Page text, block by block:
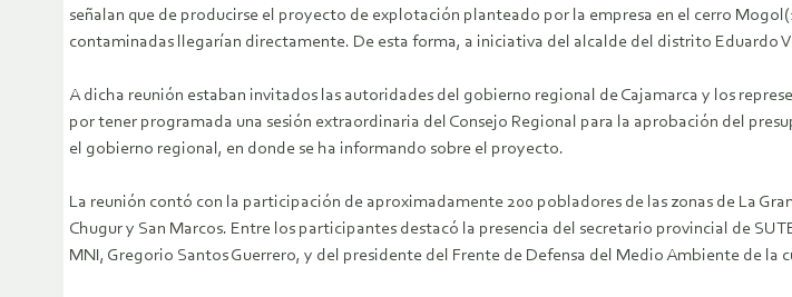
señalan que de producirse el proyecto de explotación planteado por la empresa en el cerro
contaminadas llegarían directamente. De esta forma, a iniciativa del alcalde del distrito Eduardo
A dicha reunión estaban invitados las autoridades del gobierno regional de Cajamarca y los
por tener programada una sesión extraordinaria del Consejo Regional para la aprobación del
el gobierno regional, en donde se ha informando sobre el proyecto.
La reunión contó con la participación de aproximadamente 200 pobladores de las zonas de La
Chugur y San Marcos. Entre los participantes destacó la presencia del secretario provincial de
MNI, Gregorio Santos Guerrero, y del presidente del Frente de Defensa del Medio Ambiente de la